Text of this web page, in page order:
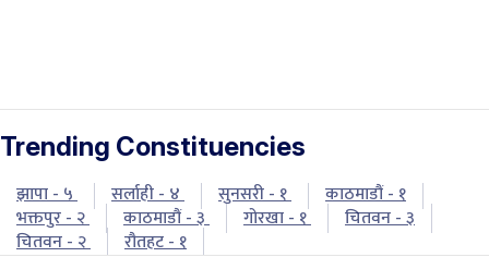
Trending Constituencies
झापा - ५ सर्लाही - ४ सुनसरी - १
काठमाडौं - १
भक्तपुर - २
काठमाडौं - ३ गोरखा - १
चितवन - ३
चितवन - २
रौतहट - १